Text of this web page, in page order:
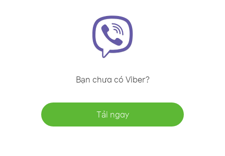
Bạn chưa có Viber?
Tải ngay